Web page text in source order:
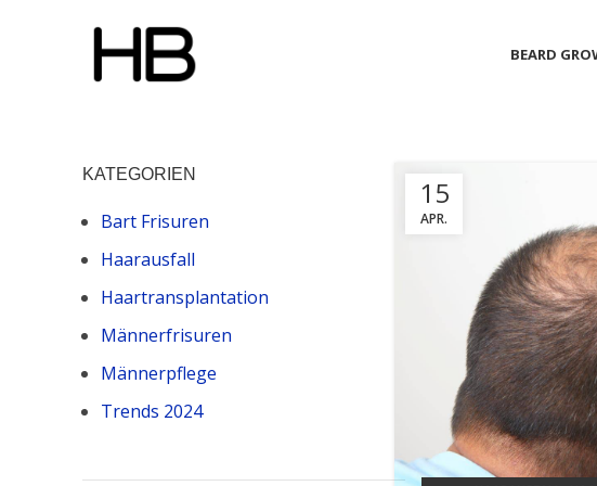
BEARD
15
APR.
KATEGORIEN
Bart Frisuren
Haarausfall
Haartransplantation
Männerfrisuren
Männerpflege
Trends 2024